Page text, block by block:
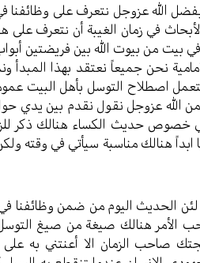
الله عزوجل نتعرف على وظائفنا
في زمان الغيبة أن نتعرف
بيت من بيوت الله بين فريضتين
نحن جميعاً نعتقد بهذا المبدأ
اصطلاح التوسل بأهل البيت
الله عزوجل نقول نقدم بين يدي
خصوص حديث الكساء هنالك ذكر
ابداً هنالك مناسبة سيأتي في وقته
الحديث اليوم من ضمن وظائفنا في
هنالك صيغة من صيغ التوسل
صاحب الزمان الا أعنتني به